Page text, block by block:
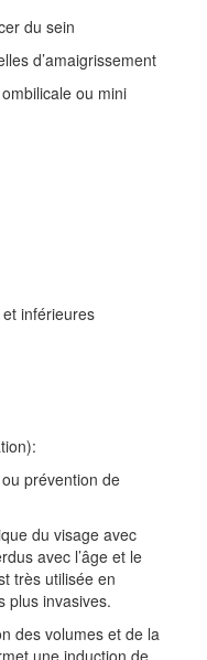
du sein
d’amaigrissement
ou mini
inférieures
prévention de
du visage avec
avec l’âge et le
très utilisée en
plus invasives.
des volumes et de la
une induction de